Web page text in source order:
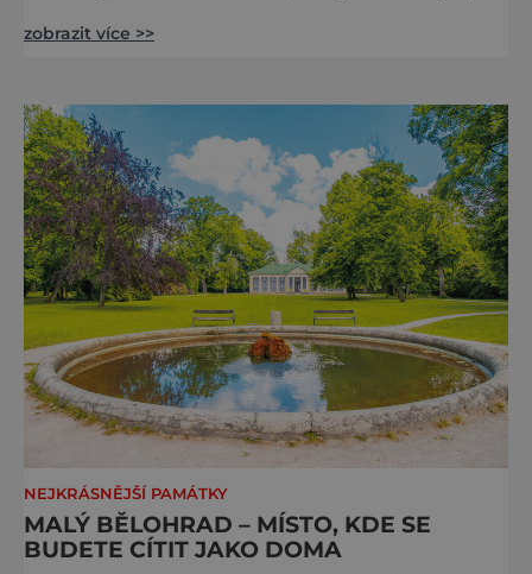
jediný Čech, který by ho neznal. Pražský hrad
metropole, má ho na seznamu mí
zobrazit více >>
NEJKRÁSNĚJŠÍ PAMÁTKY
MALÝ BĚLOHRAD – MÍSTO, KDE SE
BUDETE CÍTIT JAKO DOMA